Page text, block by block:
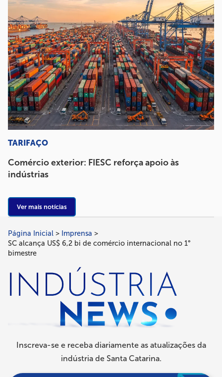
TARIFAÇO
Comércio exterior: FIESC reforça apoio às
indústrias
Ver mais notícias
Trilha
de
navegação
Página Inicial
Imprensa
SC alcança US$ 6,2 bi de comércio internacional no 1°
bimestre
Inscreva-se e receba diariamente as atualizações da
indústria de Santa Catarina.